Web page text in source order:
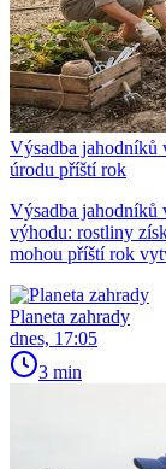
Výsadba jahodníků
úrodu příští rok
Výsadba jahodníků
výhodu: rostliny
mohou příští rok
Planeta zahrady
dnes, 17:05
3 min